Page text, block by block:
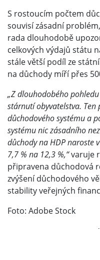
S rostoucím počtem
souvisí zásadní
rada dlouhodobě
celkových výdajů státu
stále větší podíl ze
na důchody míří přes
„Z dlouhodobého
stárnutí obyvatelstva.
důchodového systému a
systému nic zásadního
důchody na HDP naroste
7,7 % na 12,3 %,“varuje
připravena důchodová
zvýšení důchodového
stability veřejných
Foto: Adobe Stock